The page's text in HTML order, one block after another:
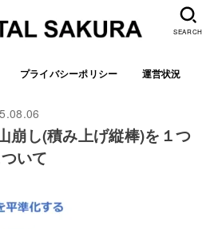
プライバシーポリシー 運営状況
SEARCH
崩し(積み上げ縦棒)を１つ
いて